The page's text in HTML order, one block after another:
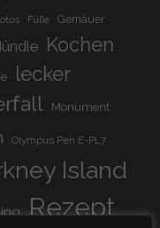
Füße Gemäuer
Kochen
lecker
Monument
Olympus Pen E-PL7
Island
Rezept